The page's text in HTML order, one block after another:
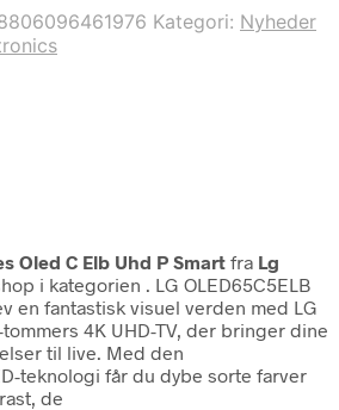
Kategori: Nyheder
Oled C Elb Uhd P Smart fra Lg
i kategorien . LG OLED65C5ELB
en fantastisk visuel verden med LG
tommers 4K UHD-TV, der bringer dine
til live. Med den
teknologi får du dybe sorte farver
de